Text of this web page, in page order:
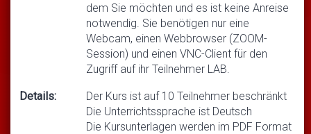
dem Sie möchten und es ist keine Anreise
notwendig. Sie benötigen nur eine
Webcam, einen Webbrowser (ZOOM-
Session) und einen VNC-Client für den
Zugriff auf ihr Teilnehmer LAB.
Details:
Der Kurs ist auf 10 Teilnehmer beschränkt
Die Unterrichtssprache ist Deutsch
Die Kursunterlagen werden im PDF Format